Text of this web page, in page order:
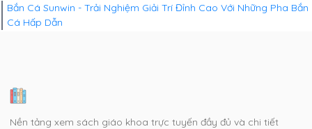
Bắn Cá Sunwin - Trải Nghiệm Giải Trí Đỉnh Cao Với Những Pha Bắn
Cá Hấp Dẫn
Nền tảng xem sách giáo khoa trực tuyến đầy đủ và chi tiết